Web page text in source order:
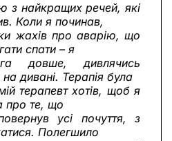
з найкращих речей, які
Коли я починав,
жахів про аварію, що
спати – я
довше, дивлячись
на дивані. Терапія була
терапевт хотів, щоб я
про те, що
усі почуття, з
Полегшило